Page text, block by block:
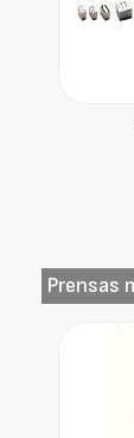
Prensas